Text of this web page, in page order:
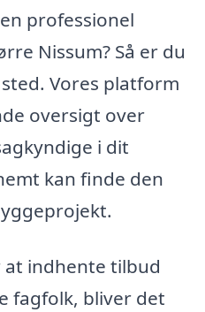
professionel
Nissum? Så er du
Vores platform
oversigt over
i dit
kan finde den
indhente tilbud
fagfolk, bliver det